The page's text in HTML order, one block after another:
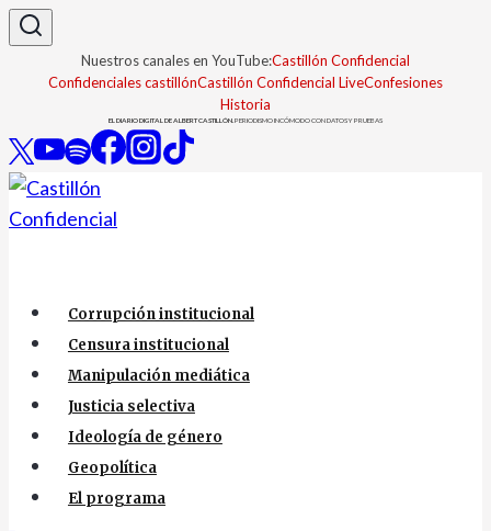
Saltar
al
contenido
Nuestros canales en YouTube:Castillón Confidencial
Confidenciales castillónCastillón Confidencial LiveConfesiones
Historia
EL DIARIO DIGITAL DE ALBERT CASTILLÓN. PERIODISMO INCÓMODO CON DATOS Y PRUEBAS
Corrupción institucional
Censura institucional
Manipulación mediática
Justicia selectiva
Ideología de género
Geopolítica
El programa